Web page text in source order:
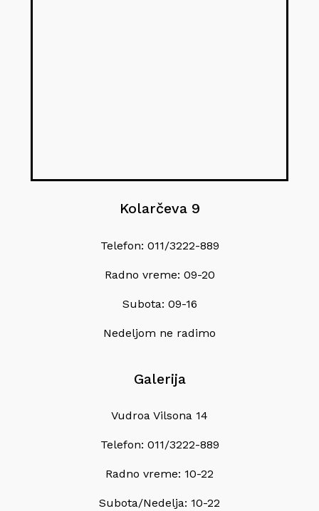
Kolarčeva 9
Telefon: 011/3222-889
Radno vreme: 09-20
Subota: 09-16
Nedeljom ne radimo
Galerija
Vudroa Vilsona 14
Telefon: 011/3222-889
Radno vreme: 10-22
Subota/Nedelja: 10-22